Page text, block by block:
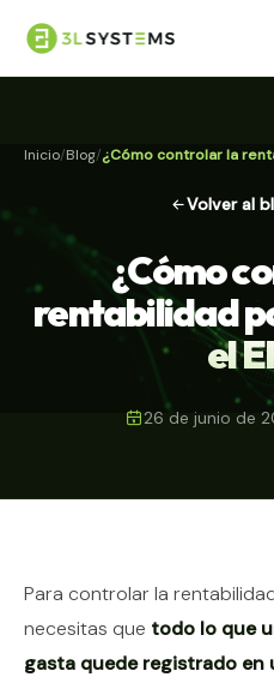
Inicio Blog ¿Cómo controlar la
Volver al
¿Cómo
rentabilidad
el
26 de junio de
Contenido del
Para controlar la
necesitas que todo lo que
gasta quede registrado